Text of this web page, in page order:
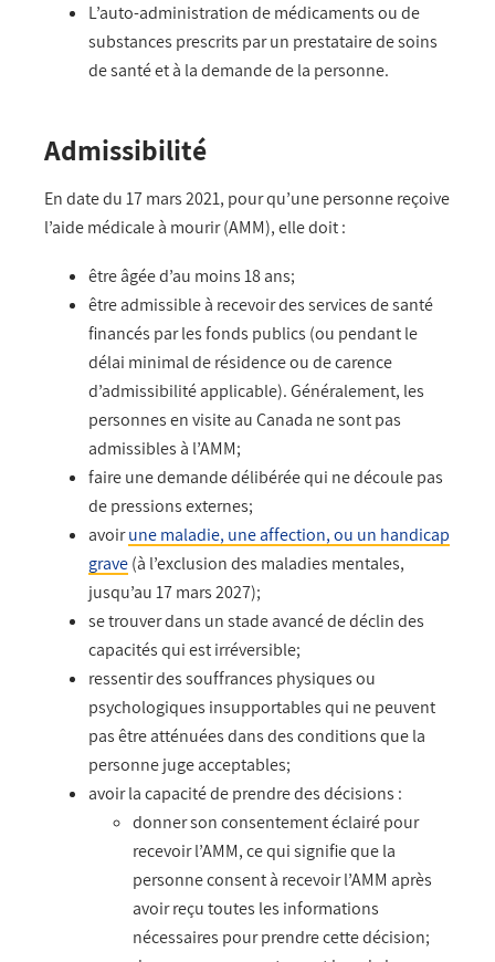
L’auto-administration de médicaments ou de
substances prescrits par un prestataire de soins
de santé et à la demande de la personne.
Admissibilité
En date du 17 mars 2021, pour qu’une personne reçoive
l’aide médicale à mourir (AMM), elle doit :
être âgée d’au moins 18 ans;
être admissible à recevoir des services de santé
financés par les fonds publics (ou pendant le
délai minimal de résidence ou de carence
d’admissibilité applicable). Généralement, les
personnes en visite au Canada ne sont pas
admissibles à l’AMM;
faire une demande délibérée qui ne découle pas
de pressions externes;
avoirune maladie, une affection, ou un handicap
grave(à l’exclusion des maladies mentales,
jusqu’au 17 mars 2027);
se trouver dans un stade avancé de déclin des
capacités qui est irréversible;
ressentir des souffrances physiques ou
psychologiques insupportables qui ne peuvent
pas être atténuées dans des conditions que la
personne juge acceptables;
avoir la capacité de prendre des décisions :
donner son consentement éclairé pour
recevoir l’AMM, ce qui signifie que la
personne consent à recevoir l’AMM après
avoir reçu toutes les informations
nécessaires pour prendre cette décision;